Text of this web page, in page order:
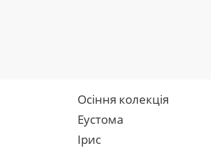
Осіння колекція
Еустома
Ірис